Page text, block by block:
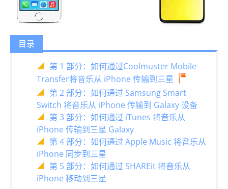
目录
第 1 部分：如何通过Coolmuster Mobile
Transfer将音乐从 iPhone 传输到三星
第 2 部分：如何通过 Samsung Smart
Switch 将音乐从 iPhone 传输到 Galaxy 设备
第 3 部分：如何通过 iTunes 将音乐从
iPhone 传输到三星 Galaxy
第 4 部分：如何通过 Apple Music 将音乐从
iPhone 同步到三星
第 5 部分：如何通过 SHAREit 将音乐从
iPhone 移动到三星